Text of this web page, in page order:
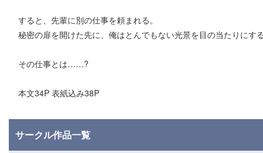
すると、先輩に別の仕事を頼まれる。
秘密の扉を開けた先に、俺はとんでもない光景を目の当たりにす
その仕事とは……?
本文34P 表紙込み38P
サークル作品一覧